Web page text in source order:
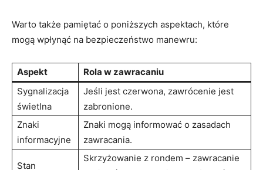
Warto także pamiętać o poniższych aspektach, które
mogą wpłynąć na bezpieczeństwo manewru:
Aspekt
Rola w zawracaniu
Sygnalizacja
świetlna
Jeśli jest czerwona, zawrócenie jest
zabronione.
Znaki
informacyjne
Znaki mogą informować o zasadach
zawracania.
Stan
Skrzyżowanie z rondem – zawracanie